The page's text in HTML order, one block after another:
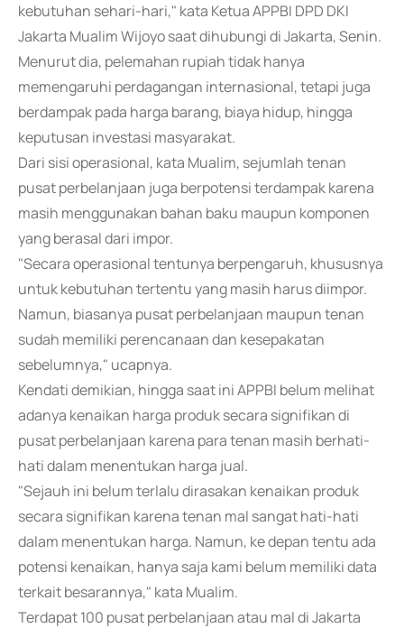
kebutuhan sehari-hari," kata Ketua APPBI DPD DKI
Jakarta Mualim Wijoyo saat dihubungi di Jakarta, Senin.
Menurut dia, pelemahan rupiah tidak hanya
memengaruhi perdagangan internasional, tetapi juga
berdampak pada harga barang, biaya hidup, hingga
keputusan investasi masyarakat.
Dari sisi operasional, kata Mualim, sejumlah tenan
pusat perbelanjaan juga berpotensi terdampak karena
masih menggunakan bahan baku maupun komponen
yang berasal dari impor.
"Secara operasional tentunya berpengaruh, khususnya
untuk kebutuhan tertentu yang masih harus diimpor.
Namun, biasanya pusat perbelanjaan maupun tenan
sudah memiliki perencanaan dan kesepakatan
sebelumnya," ucapnya.
Kendati demikian, hingga saat ini APPBI belum melihat
adanya kenaikan harga produk secara signifikan di
pusat perbelanjaan karena para tenan masih berhati-
hati dalam menentukan harga jual.
"Sejauh ini belum terlalu dirasakan kenaikan produk
secara signifikan karena tenan mal sangat hati-hati
dalam menentukan harga. Namun, ke depan tentu ada
potensi kenaikan, hanya saja kami belum memiliki data
terkait besarannya," kata Mualim.
Terdapat 100 pusat perbelanjaan atau mal di Jakarta